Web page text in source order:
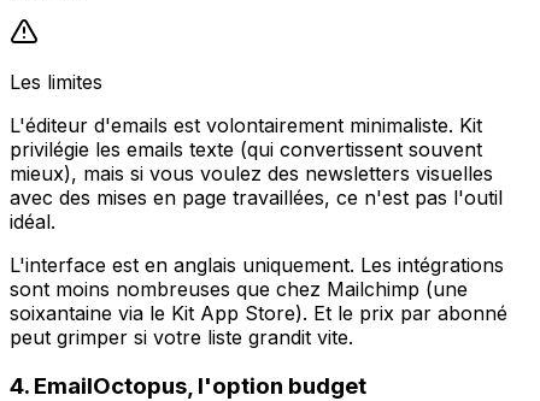
Les limites
L'éditeur d'emails est volontairement minimaliste. Kit
privilégie les emails texte (qui convertissent souvent
mieux), mais si vous voulez des newsletters visuelles
avec des mises en page travaillées, ce n'est pas l'outil
idéal.
L'interface est en anglais uniquement. Les intégrations
sont moins nombreuses que chez Mailchimp (une
soixantaine via le Kit App Store). Et le prix par abonné
peut grimper si votre liste grandit vite.
4. EmailOctopus, l'option budget